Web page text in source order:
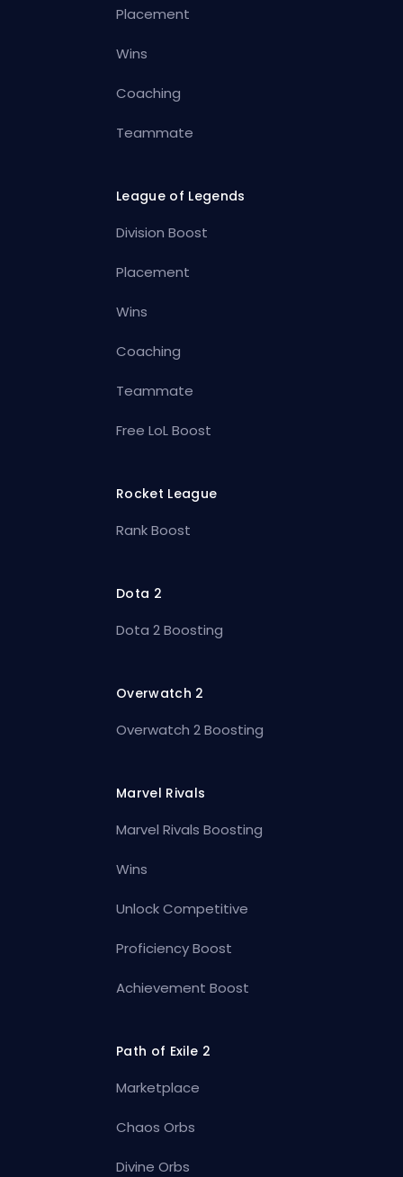
Placement
Wins
Coaching
Teammate
League of Legends
Division Boost
Placement
Wins
Coaching
Teammate
Free LoL Boost
Rocket League
Rank Boost
Dota 2
Dota 2 Boosting
Overwatch 2
Overwatch 2 Boosting
Marvel Rivals
Marvel Rivals Boosting
Wins
Unlock Competitive
Proficiency Boost
Achievement Boost
Path of Exile 2
Marketplace
Chaos Orbs
Divine Orbs